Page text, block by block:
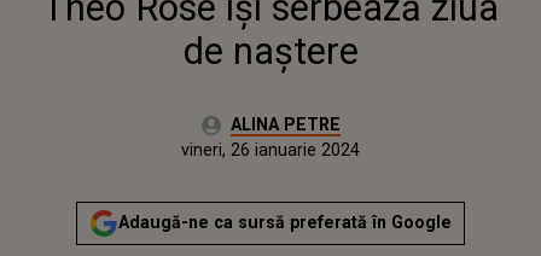
de naștere
Autor:ALINA PETRE
Publicat:
vineri, 26 ianuarie 2024
Adaugă-ne ca sursă preferată în Google